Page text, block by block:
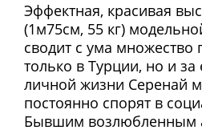
Эффектная, красивая
(1м75см, 55 кг)
сводит с ума множество
только в Турции, но и
личной жизни Серенай
постоянно спорят в
Бывшим возлюбленным